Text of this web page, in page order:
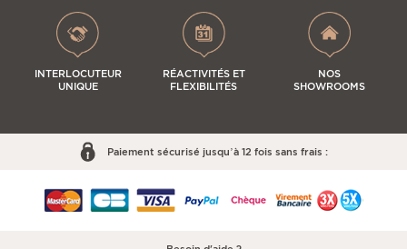
INTERLOCUTEUR
UNIQUE
RÉACTIVITÉS ET
FLEXIBILITÉS
NOS
SHOWROOMS
Paiement sécurisé jusqu’à 12 fois sans frais :